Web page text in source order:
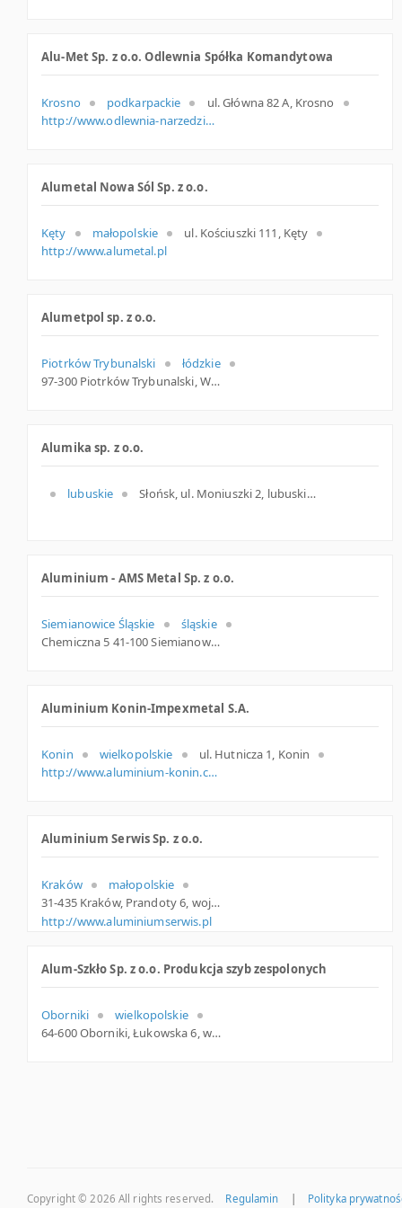
Alu-Met Sp. z o.o. Odlewnia Spółka Komandytowa
Krosno podkarpackie
ul. Główna 82 A, Krosno
http://www.odlewnia-narzedziownia.pl
Alumetal Nowa Sól Sp. z o.o.
Kęty małopolskie
ul. Kościuszki 111, Kęty
http://www.alumetal.pl
Alumetpol sp. z o.o.
Piotrków Trybunalski
łódzkie
97-300 Piotrków Trybunalski, Wierzejska 82/90, łódzkie
Alumika sp. z o.o.
lubuskie Słońsk, ul. Moniuszki 2, lubuskie
Aluminium - AMS Metal Sp. z o.o.
Siemianowice Śląskie
śląskie
Chemiczna 5 41-100 Siemianowice Śl. Polska
Aluminium Konin-Impexmetal S.A.
Konin wielkopolskie
ul. Hutnicza 1, Konin
http://www.aluminium-konin.com.pl
Aluminium Serwis Sp. z o.o.
Kraków
małopolskie
31-435 Kraków, Prandoty 6, woj. Małopolskie, pow. Kraków, gm. Kraków
http://www.aluminiumserwis.pl
Alum-Szkło Sp. z o.o. Produkcja szyb zespolonych
Oborniki
wielkopolskie
64-600 Oborniki, Łukowska 6, woj. Wielkopolskie, pow. Obornicki, gm. Oborniki
Copyright © 2026 All rights reserved. Regulamin Polityka